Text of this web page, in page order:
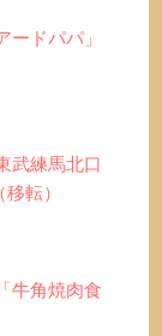
ドパパ」
武練馬北口
転）
牛角焼肉食